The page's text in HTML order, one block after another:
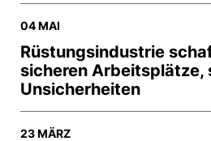
04 MAI
Rüstungsindustrie
sicheren Arbeitsplätze,
Unsicherheiten
23 MÄRZ